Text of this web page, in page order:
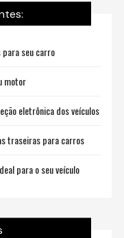
seu carro
motor
eletrônica dos veículos
traseiras para carros
para o seu veículo